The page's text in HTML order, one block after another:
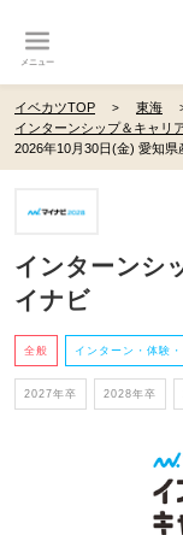
メニュー
イベカツTOP 東海
インターンシップ＆キャ
2026年10月30日(金) 愛知
インターンシ
イナビ
全般 インターン・体験
2027年卒 2028年卒